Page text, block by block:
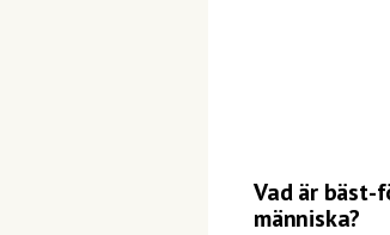
Vad är bäst-
människa?